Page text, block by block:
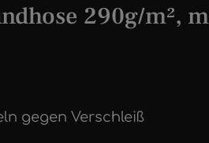
290g/m²,
gegen Verschleiß